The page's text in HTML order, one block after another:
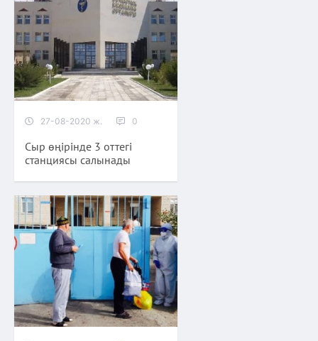
27-08-2020 ж. 0
Сыр өңірінде 3 оттегі
станциясы салынады